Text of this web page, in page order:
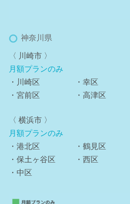
神奈川県
〈 川崎市 〉
月額プランのみ
・川崎区
・幸区
・宮前区
・高津区
〈 横浜市 〉
月額プランのみ
・港北区
・鶴見区
・保土ヶ谷区
・西区
・中区